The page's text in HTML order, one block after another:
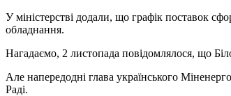
У міністерстві додали, що графік поставок
обладнання.
Нагадаємо, 2 листопада повідомлялося, що
Але напередодні глава українського Міненерго
Раді.